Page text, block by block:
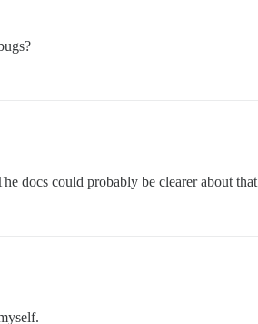
docs could probably be clearer about that